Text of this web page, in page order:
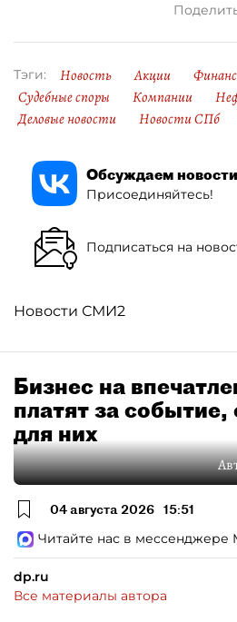
Тэги: Новость Акции
Судебные споры
Компании
Деловые новости
Новости СПб
Обсуждаем
Присоединяйтесь!
Подписаться на
Новости СМИ2
Бизнес на
платят за
для них
04 августа 2026 15:51
Читайте нас в мессенджере
dp.ru
Все материалы автора